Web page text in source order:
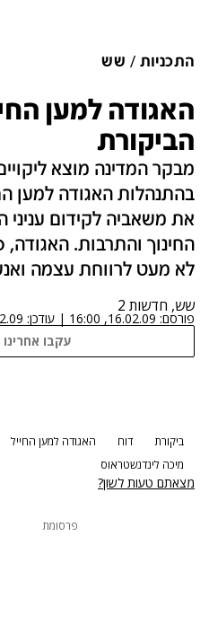
התכניות שש
האגודה למען
הביקורת
מבקר המדינה מוצא
בהתנהלות האגודה למען
את משאביה לקידום עניני
החינוך והתרבות.
לא מעט לרווחת עצמה
שש, חדשות 2
פורסם: 16.02.09, 16:00
| עודכן: 16:48
עקבו אחרינו
נתקלנו
ביקורת דוח האגודה למען החייל
מיכה לינדנשטראוס
מצאתם טעות לשון?
פרסומת